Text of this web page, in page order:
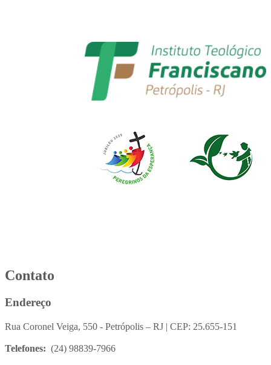
Contato
Endereço
Rua Coronel Veiga, 550 - Petrópolis – RJ | CEP: 25.655-151
Telefones: (24) 98839-7966